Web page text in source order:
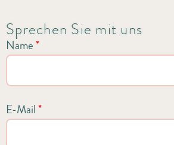
Sprechen Sie mit uns
Name*
E-Mail*